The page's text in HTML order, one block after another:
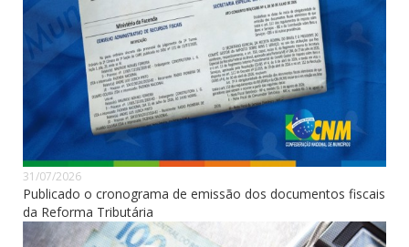
31/07/2026
Publicado o cronograma de emissão dos documentos fiscais
da Reforma Tributária